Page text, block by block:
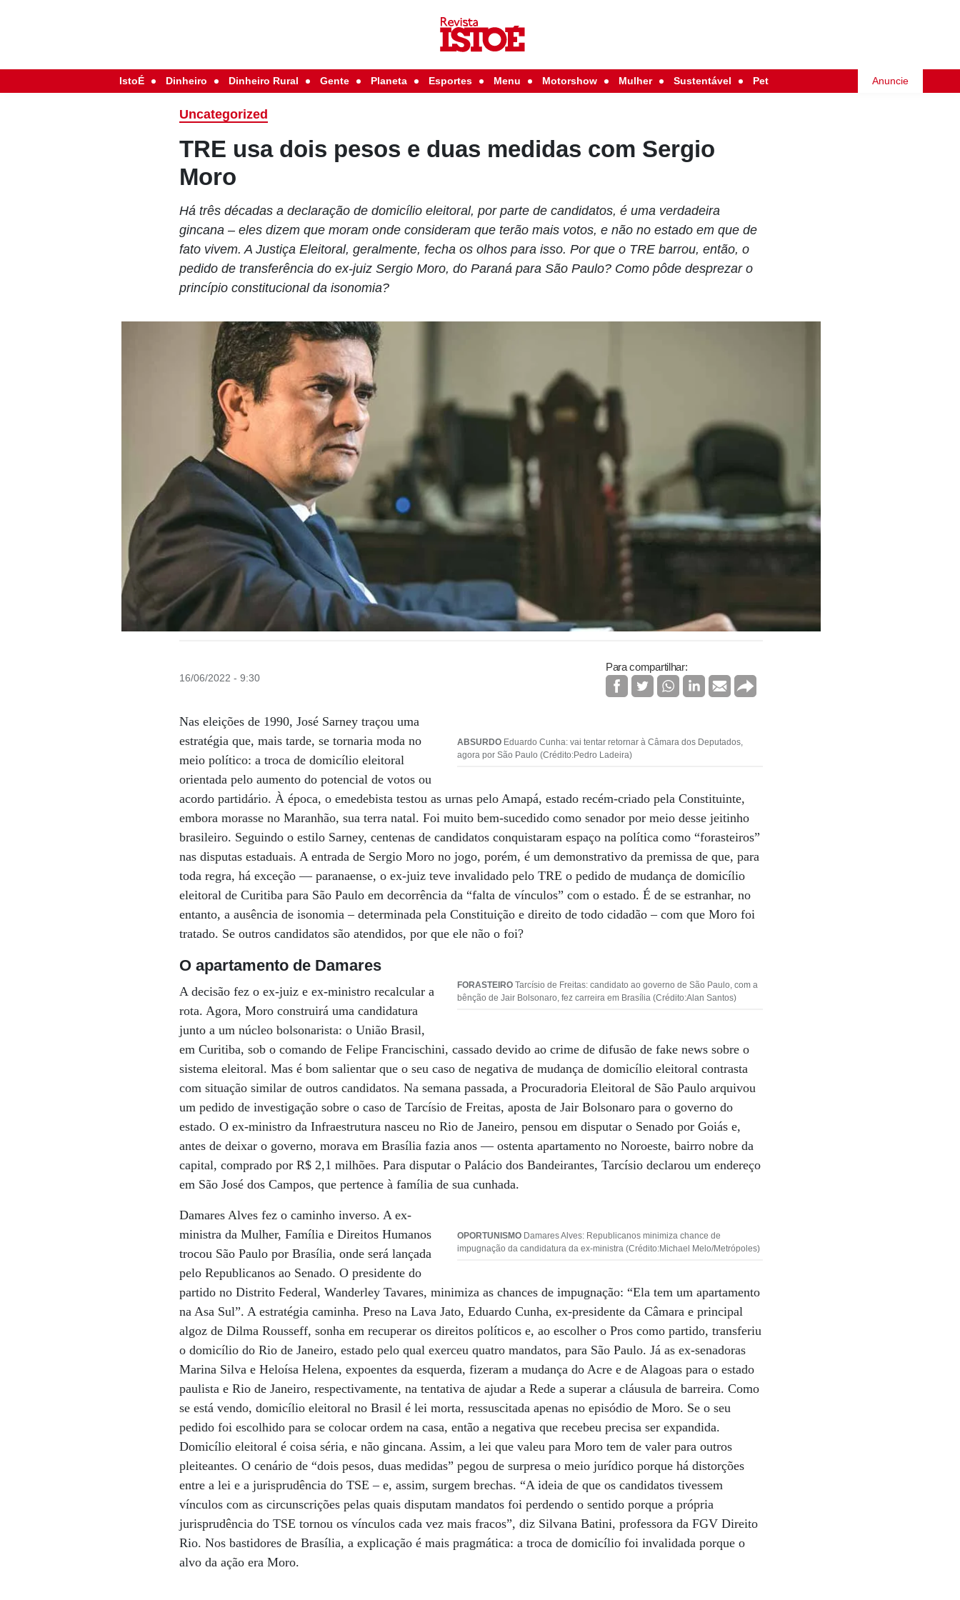
IstoÉ Dinheiro Dinheiro Rural Gente Planeta Esportes Menu Motorshow Mulher Sustentável Pet Anuncie
Uncategorized
TRE usa dois pesos e duas medidas com Sergio
Moro
Há três décadas a declaração de domicílio eleitoral, por parte de candidatos, é uma verdadeira
gincana – eles dizem que moram onde consideram que terão mais votos, e não no estado em que de
fato vivem. A Justiça Eleitoral, geralmente, fecha os olhos para isso. Por que o TRE barrou, então, o
pedido de transferência do ex-juiz Sergio Moro, do Paraná para São Paulo? Como pôde desprezar o
princípio constitucional da isonomia?
16/06/2022 - 9:30
Para compartilhar:
ABSURDOEduardo Cunha: vai tentar retornar à Câmara dos Deputados,
agora por São Paulo (Crédito:Pedro Ladeira)
Nas eleições de 1990, José Sarney traçou uma
estratégia que, mais tarde, se tornaria moda no
meio político: a troca de domicílio eleitoral
orientada pelo aumento do potencial de votos ou
acordo partidário. À época, o emedebista testou as urnas pelo Amapá, estado recém-criado pela Constituinte,
embora morasse no Maranhão, sua terra natal. Foi muito bem-sucedido como senador por meio desse jeitinho
brasileiro. Seguindo o estilo Sarney, centenas de candidatos conquistaram espaço na política como “forasteiros”
nas disputas estaduais. A entrada de Sergio Moro no jogo, porém, é um demonstrativo da premissa de que, para
toda regra, há exceção — paranaense, o ex-juiz teve invalidado pelo TRE o pedido de mudança de domicílio
eleitoral de Curitiba para São Paulo em decorrência da “falta de vínculos” com o estado. É de se estranhar, no
entanto, a ausência de isonomia – determinada pela Constituição e direito de todo cidadão – com que Moro foi
tratado. Se outros candidatos são atendidos, por que ele não o foi?
FORASTEIROTarcísio de Freitas: candidato ao governo de São Paulo, com a
bênção de Jair Bolsonaro, fez carreira em Brasília (Crédito:Alan Santos)
O apartamento de Damares
A decisão fez o ex-juiz e ex-ministro recalcular a
rota. Agora, Moro construirá uma candidatura
junto a um núcleo bolsonarista: o União Brasil,
em Curitiba, sob o comando de Felipe Francischini, cassado devido ao crime de difusão de fake news sobre o
sistema eleitoral. Mas é bom salientar que o seu caso de negativa de mudança de domicílio eleitoral contrasta
com situação similar de outros candidatos. Na semana passada, a Procuradoria Eleitoral de São Paulo arquivou
um pedido de investigação sobre o caso de Tarcísio de Freitas, aposta de Jair Bolsonaro para o governo do
estado. O ex-ministro da Infraestrutura nasceu no Rio de Janeiro, pensou em disputar o Senado por Goiás e,
antes de deixar o governo, morava em Brasília fazia anos — ostenta apartamento no Noroeste, bairro nobre da
capital, comprado por R$ 2,1 milhões. Para disputar o Palácio dos Bandeirantes, Tarcísio declarou um endereço
em São José dos Campos, que pertence à família de sua cunhada.
OPORTUNISMODamares Alves: Republicanos minimiza chance de
impugnação da candidatura da ex-ministra (Crédito:Michael Melo/Metrópoles)
Damares Alves fez o caminho inverso. A ex-
ministra da Mulher, Família e Direitos Humanos
trocou São Paulo por Brasília, onde será lançada
pelo Republicanos ao Senado. O presidente do
partido no Distrito Federal, Wanderley Tavares, minimiza as chances de impugnação: “Ela tem um apartamento
na Asa Sul”. A estratégia caminha. Preso na Lava Jato, Eduardo Cunha, ex-presidente da Câmara e principal
algoz de Dilma Rousseff, sonha em recuperar os direitos políticos e, ao escolher o Pros como partido, transferiu
o domicílio do Rio de Janeiro, estado pelo qual exerceu quatro mandatos, para São Paulo. Já as ex-senadoras
Marina Silva e Heloísa Helena, expoentes da esquerda, fizeram a mudança do Acre e de Alagoas para o estado
paulista e Rio de Janeiro, respectivamente, na tentativa de ajudar a Rede a superar a cláusula de barreira. Como
se está vendo, domicílio eleitoral no Brasil é lei morta, ressuscitada apenas no episódio de Moro. Se o seu
pedido foi escolhido para se colocar ordem na casa, então a negativa que recebeu precisa ser expandida.
Domicílio eleitoral é coisa séria, e não gincana. Assim, a lei que valeu para Moro tem de valer para outros
pleiteantes. O cenário de “dois pesos, duas medidas” pegou de surpresa o meio jurídico porque há distorções
entre a lei e a jurisprudência do TSE – e, assim, surgem brechas. “A ideia de que os candidatos tivessem
vínculos com as circunscrições pelas quais disputam mandatos foi perdendo o sentido porque a própria
jurisprudência do TSE tornou os vínculos cada vez mais fracos”, diz Silvana Batini, professora da FGV Direito
Rio. Nos bastidores de Brasília, a explicação é mais pragmática: a troca de domicílio foi invalidada porque o
alvo da ação era Moro.